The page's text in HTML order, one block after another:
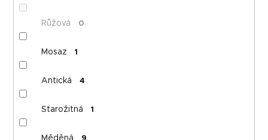
Růžová 0
Mosaz 1
Antická 4
Starožitná 1
Měděná 9